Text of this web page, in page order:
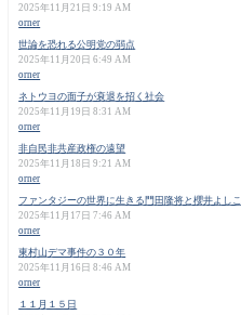
2025年11月21日 9:19 AM
orner
世論を恐れる公明党の弱点
2025年11月20日 6:49 AM
orner
ネトウヨの面子が衰退を招く社会
2025年11月19日 8:31 AM
orner
非自民非共産政権の遠望
2025年11月18日 9:21 AM
orner
ファンタジーの世界に生きる門田隆将と櫻井よしこ
2025年11月17日 7:46 AM
orner
東村山デマ事件の３０年
2025年11月16日 8:46 AM
orner
１１月１５日